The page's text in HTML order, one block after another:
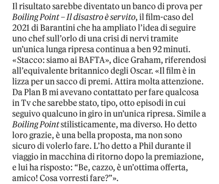
Il risultato sarebbe diventato un banco di prova per
Boiling Point – Il disastro è servito, il film-caso del
2021 di Barantini che ha ampliato l’idea di seguire
uno chef sull’orlo di una crisi di nervi tramite
un’unica lunga ripresa continua a ben 92 minuti.
«Stacco: siamo ai BAFTA», dice Graham, riferendosi
all’equivalente britannico degli Oscar. «Il film è in
lizza per un sacco di premi. Attira molta attenzione.
Da Plan B mi avevano contattato per fare qualcosa
in Tv che sarebbe stato, tipo, otto episodi in cui
seguivo qualcuno in giro in un’unica ripresa. Simile a
Boiling Pointstilisticamente, ma diverso. Ho detto
loro grazie, è una bella proposta, ma non sono
sicuro di volerlo fare. L’ho detto a Phil durante il
viaggio in macchina di ritorno dopo la premiazione,
e lui ha risposto: “Be, cazzo, è un’ottima offerta,
amico! Cosa vorresti fare?”».